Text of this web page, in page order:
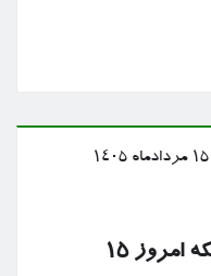
قیمت بازگشایی بازار طلا و سکه امروز ۱۵